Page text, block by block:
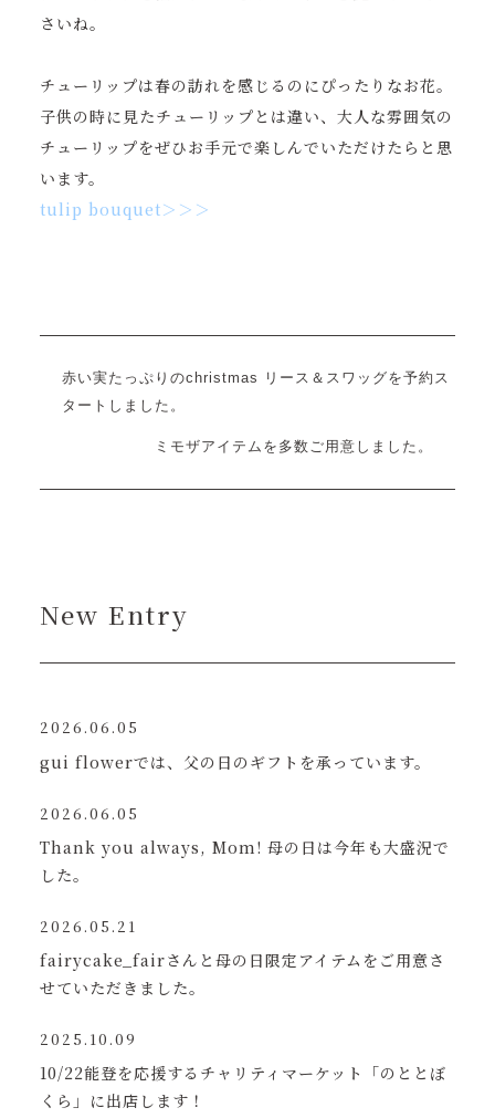
さいね。
チューリップは春の訪れを感じるのにぴったりなお花。
子供の時に見たチューリップとは違い、大人な雰囲気の
チューリップをぜひお手元で楽しんでいただけたらと思
います。
tulip bouquet＞＞＞
赤い実たっぷりのchristmas リース＆スワッグを予約ス
タートしました。
ミモザアイテムを多数ご用意しました。
New Entry
2026.06.05
gui flowerでは、父の日のギフトを承っています。
2026.06.05
Thank you always, Mom! 母の日は今年も大盛況で
した。
2026.05.21
fairycake_fairさんと母の日限定アイテムをご用意さ
せていただきました。
2025.10.09
10/22能登を応援するチャリティマーケット「のととぼ
くら」に出店します！